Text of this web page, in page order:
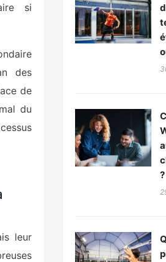
si
des
de
du
leur
?